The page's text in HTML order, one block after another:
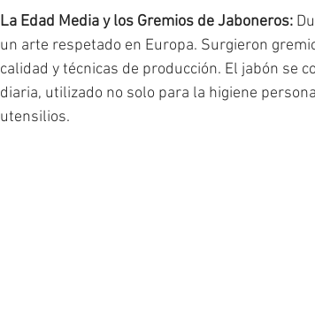
La Edad Media y los Gremios de Jaboneros:
un arte respetado en Europa. Surgieron
calidad y técnicas de producción. El jabón se
diaria, utilizado no solo para la higiene
utensilios.